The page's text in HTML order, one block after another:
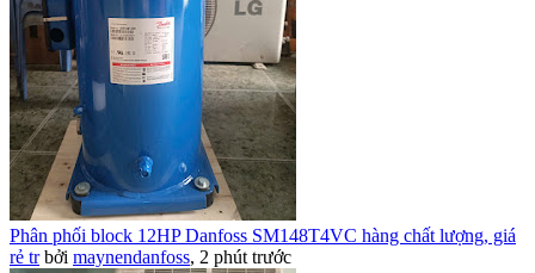
Phân phối block 12HP Danfoss SM148T4VC hàng chất lượng, giá
rẻ tr bởi maynendanfoss, 2 phút trước